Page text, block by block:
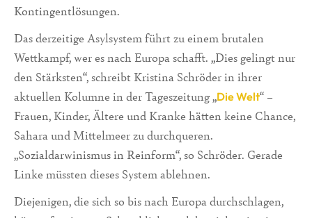
Kontingentlösungen.
Das derzeitige Asylsystem führt zu einem brutalen
Wettkampf, wer es nach Europa schafft. „Dies gelingt nur
den Stärksten“, schreibt Kristina Schröder in ihrer
aktuellen Kolumne in der Tageszeitung „Die Welt“ –
Frauen, Kinder, Ältere und Kranke hätten keine Chance,
Sahara und Mittelmeer zu durchqueren.
„Sozialdarwinismus in Reinform“, so Schröder. Gerade
Linke müssten dieses System ablehnen.
Diejenigen, die sich so bis nach Europa durchschlagen,